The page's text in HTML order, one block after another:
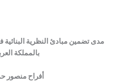
مدى تضمين مبادئ النظرية البنائية في مقرر
بالمملكة
أفراح منصور